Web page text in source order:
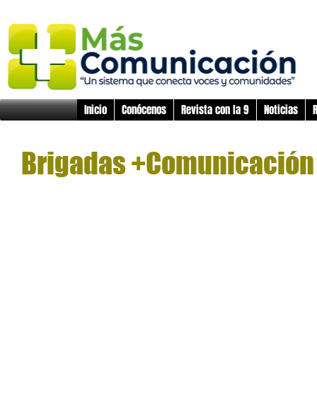
Inicio Conócenos Revista con la 9 Noticias
Brigadas